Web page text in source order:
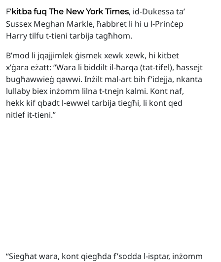
F’kitba fuq The New York Times, id-Dukessa ta’
Sussex Meghan Markle, ħabbret li hi u l-Prinċep
Harry tilfu t-tieni tarbija tagħhom.
B’mod li jqajjimlek ġismek xewk xewk, hi kitbet
x’ġara eżatt: “Wara li biddilt il-ħarqa (tat-tifel), ħassejt
bugħawwieġ qawwi. Inżilt mal-art bih f’idejja, nkanta
lullaby biex inżomm lilna t-tnejn kalmi. Kont naf,
hekk kif qbadt l-ewwel tarbija tiegħi, li kont qed
nitlef it-tieni.”
“Siegħat wara, kont qiegħda f’sodda l-isptar, inżomm